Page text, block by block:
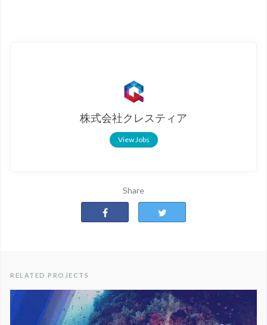
株式会社クレスティア
View Jobs
Share
RELATED PROJECTS